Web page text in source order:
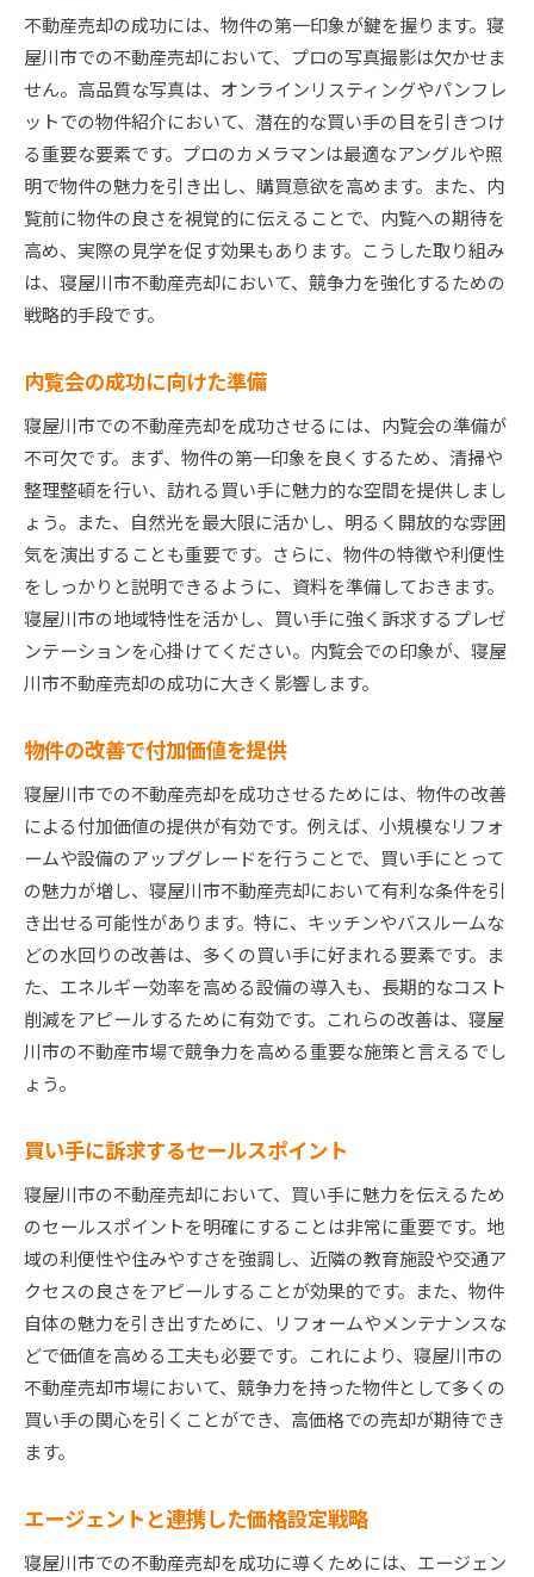
不動産売却の成功には、物件の第一印象が鍵を握ります。寝
屋川市での不動産売却において、プロの写真撮影は欠かせま
せん。高品質な写真は、オンラインリスティングやパンフレ
ットでの物件紹介において、潜在的な買い手の目を引きつけ
る重要な要素です。プロのカメラマンは最適なアングルや照
明で物件の魅力を引き出し、購買意欲を高めます。また、内
覧前に物件の良さを視覚的に伝えることで、内覧への期待を
高め、実際の見学を促す効果もあります。こうした取り組み
は、寝屋川市不動産売却において、競争力を強化するための
戦略的手段です。
内覧会の成功に向けた準備
寝屋川市での不動産売却を成功させるには、内覧会の準備が
不可欠です。まず、物件の第一印象を良くするため、清掃や
整理整頓を行い、訪れる買い手に魅力的な空間を提供しまし
ょう。また、自然光を最大限に活かし、明るく開放的な雰囲
気を演出することも重要です。さらに、物件の特徴や利便性
をしっかりと説明できるように、資料を準備しておきます。
寝屋川市の地域特性を活かし、買い手に強く訴求するプレゼ
ンテーションを心掛けてください。内覧会での印象が、寝屋
川市不動産売却の成功に大きく影響します。
物件の改善で付加価値を提供
寝屋川市での不動産売却を成功させるためには、物件の改善
による付加価値の提供が有効です。例えば、小規模なリフォ
ームや設備のアップグレードを行うことで、買い手にとって
の魅力が増し、寝屋川市不動産売却において有利な条件を引
き出せる可能性があります。特に、キッチンやバスルームな
どの水回りの改善は、多くの買い手に好まれる要素です。ま
た、エネルギー効率を高める設備の導入も、長期的なコスト
削減をアピールするために有効です。これらの改善は、寝屋
川市の不動産市場で競争力を高める重要な施策と言えるでし
ょう。
買い手に訴求するセールスポイント
寝屋川市の不動産売却において、買い手に魅力を伝えるため
のセールスポイントを明確にすることは非常に重要です。地
域の利便性や住みやすさを強調し、近隣の教育施設や交通ア
クセスの良さをアピールすることが効果的です。また、物件
自体の魅力を引き出すために、リフォームやメンテナンスな
どで価値を高める工夫も必要です。これにより、寝屋川市の
不動産売却市場において、競争力を持った物件として多くの
買い手の関心を引くことができ、高価格での売却が期待でき
ます。
エージェントと連携した価格設定戦略
寝屋川市での不動産売却を成功に導くためには、エージェン